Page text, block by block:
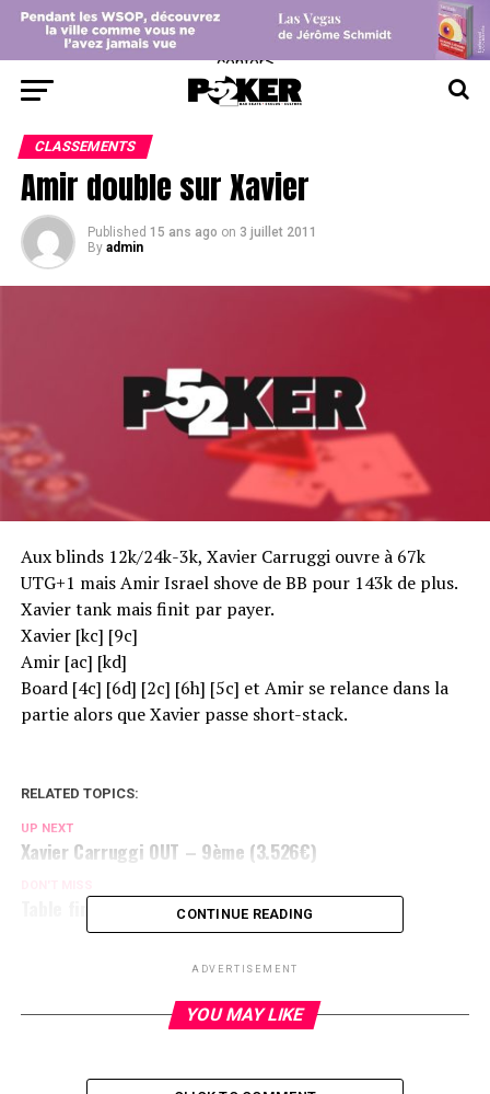
center>
CLASSEMENTS
Amir double sur Xavier
Published 15 ans ago on 3 juillet 2011
By admin
Aux blinds 12k/24k-3k, Xavier Carruggi ouvre à 67k
UTG+1 mais Amir Israel shove de BB pour 143k de plus.
Xavier tank mais finit par payer.
Xavier [kc] [9c]
Amir [ac] [kd]
Board [4c] [6d] [2c] [6h] [5c] et Amir se relance dans la
partie alors que Xavier passe short-stack.
RELATED TOPICS:
UP NEXT
Xavier Carruggi OUT – 9ème (3.526€)
Table finale CONTINUE READING
ADVERTISEMENT
YOU MAY LIKE